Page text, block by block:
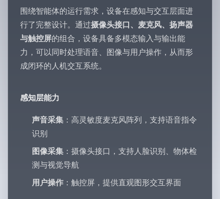
围绕智能体的运行需求，设备在感知与交互层面进
行了完整设计。通过摄像头接口、麦克风、扬声器
与触控屏的组合，设备具备多模态输入与输出能
力，可以同时处理语音、图像与用户操作，从而形
成闭环的人机交互系统。
感知层能力
声音采集 ：高灵敏度麦克风阵列，支持语音指令
识别
图像采集 ：摄像头接口，支持人脸识别、物体检
测与视觉导航
用户操作 ：触控屏，提供直观图形交互界面